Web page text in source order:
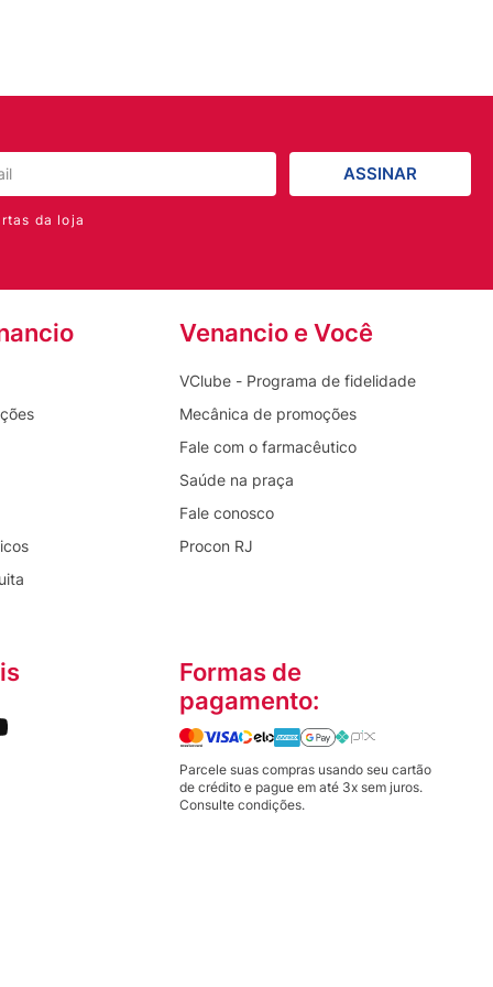
ASSINAR
da loja
Venancio e Você
VClube - Programa de fidelidade
Mecânica de promoções
Fale com o farmacêutico
Saúde na praça
Fale conosco
Procon RJ
Formas de
pagamento:
Parcele suas compras usando seu cartão
de crédito e pague em até 3x sem juros.
Consulte condições.